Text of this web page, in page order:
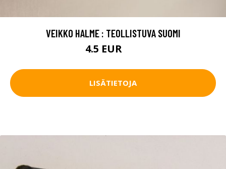
VEIKKO HALME : TEOLLISTUVA SUOMI
4.5 EUR
LISÄTIETOJA